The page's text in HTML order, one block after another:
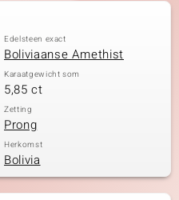
Edelsteen exact
Boliviaanse Amethist
Karaatgewicht som
5,85 ct
Zetting
Prong
Herkomst
Bolivia